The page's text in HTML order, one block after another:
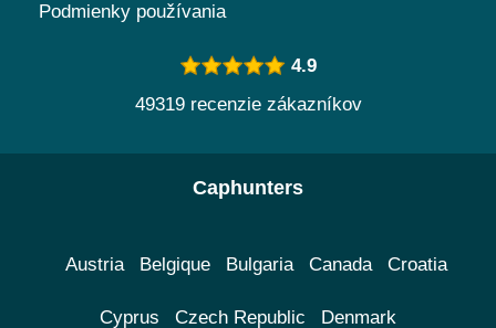
Podmienky používania
4.9
49319 recenzie zákazníkov
Caphunters
Austria Belgique Bulgaria Canada Croatia
Cyprus Czech Republic Denmark